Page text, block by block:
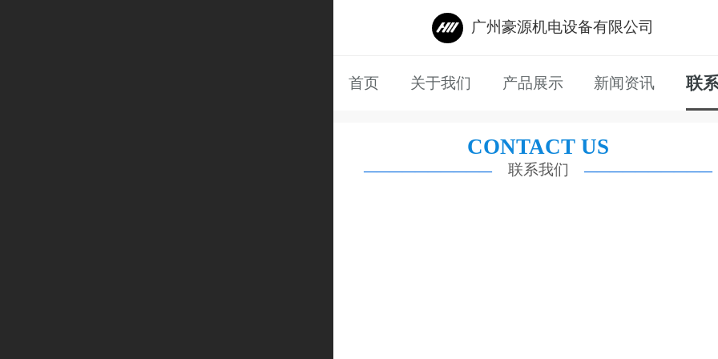
广州豪源机电设备有限公司
首页 关于我们 产品展示 新闻资讯 联
CONTACT US
—————————— 联系我们 ——————————